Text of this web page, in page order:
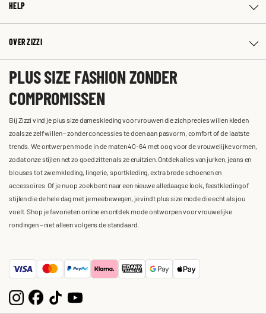
HELP
OVER ZIZZI
PLUS SIZE FASHION ZONDER
COMPROMISSEN
Bij Zizzi vind je plus size dameskleding voor vrouwen die zich precies willen kleden
zoals ze zelf willen – zonder concessies te doen aan pasvorm, comfort of de laatste
trends. We ontwerpen mode in de maten 40-64 met oog voor de vrouwelijke vormen,
zodat onze stijlen net zo goed zitten als ze eruitzien. Ontdek alles van jurken, jeans en
blouses tot zwemkleding, lingerie, sportkleding, extra brede schoenen en
accessoires. Of je nu op zoek bent naar een nieuwe alledaagse look, feestkleding of
stijlen die de hele dag met je meebewegen, je vindt plus size mode die echt als jou
voelt. Shop je favorieten online en ontdek mode ontworpen voor vrouwelijke
rondingen – niet alleen volgens de standaard.